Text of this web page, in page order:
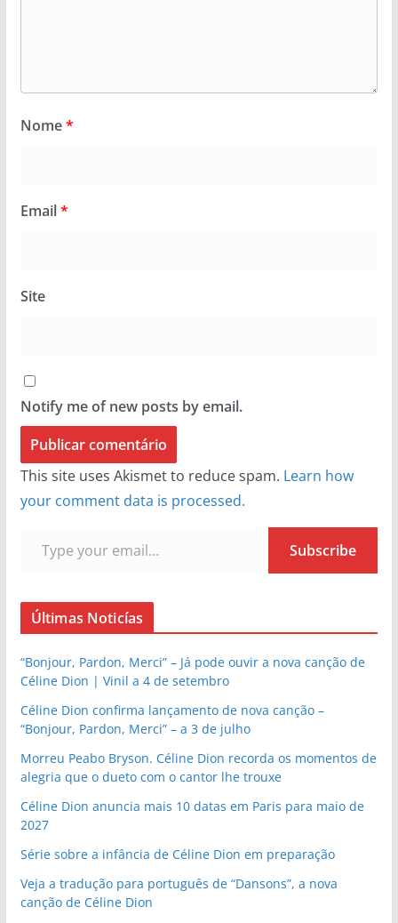
Nome*
Email*
Site
Notify me of new posts by email.
This site uses Akismet to reduce spam. Learn how
your comment data is processed.
Subscribe
Últimas Noticías
“Bonjour, Pardon, Merci” – Já pode ouvir a nova canção de
Céline Dion | Vinil a 4 de setembro
Céline Dion confirma lançamento de nova canção –
“Bonjour, Pardon, Merci” – a 3 de julho
Morreu Peabo Bryson. Céline Dion recorda os momentos de
alegria que o dueto com o cantor lhe trouxe
Céline Dion anuncia mais 10 datas em Paris para maio de
2027
Série sobre a infância de Céline Dion em preparação
Veja a tradução para português de “Dansons”, a nova
canção de Céline Dion